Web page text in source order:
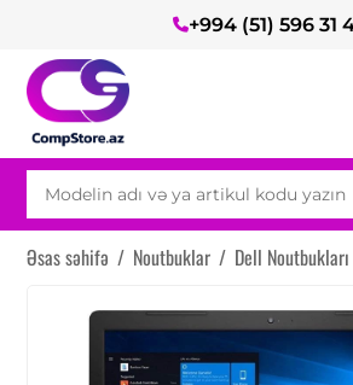
+994 (51) 596 31
Əsas səhifə / Noutbuklar / Dell Noutbukları